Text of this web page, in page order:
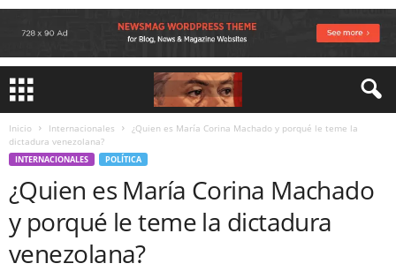
Inicio Internacionales
¿Quien es María Corina Machado y porqué le teme la
dictadura venezolana?
INTERNACIONALES POLÍTICA
¿Quien es María Corina Machado
y porqué le teme la dictadura
venezolana?